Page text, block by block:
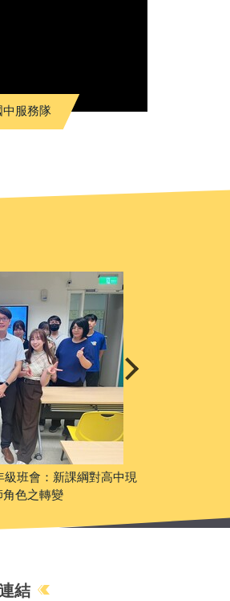
中服務隊
級班會：新課綱對高中現
色之轉變
結